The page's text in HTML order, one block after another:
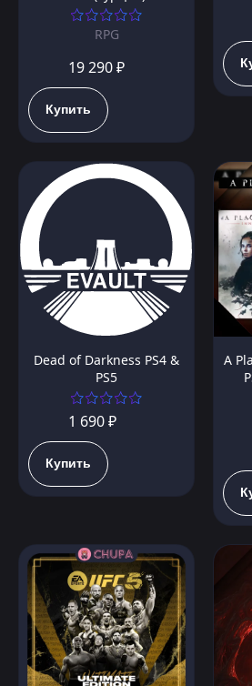
RPG
19 290 ₽
Купить
Dead of Darkness PS4 &
PS5
1 690 ₽
Купить
A